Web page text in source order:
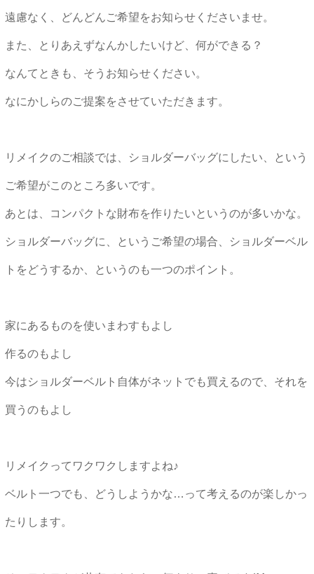
遠慮なく、どんどんご希望をお知らせくださいませ。
また、とりあえずなんかしたいけど、何ができる？
なんてときも、そうお知らせください。
なにかしらのご提案をさせていただきます。
リメイクのご相談では、ショルダーバッグにしたい、という
ご希望がこのところ多いです。
あとは、コンパクトな財布を作りたいというのが多いかな。
ショルダーバッグに、というご希望の場合、ショルダーベル
トをどうするか、というのも一つのポイント。
家にあるものを使いまわすもよし
作るのもよし
今はショルダーベルト自体がネットでも買えるので、それを
買うのもよし
リメイクってワクワクしますよね♪
ベルト一つでも、どうしようかな…って考えるのが楽しかっ
たりします。